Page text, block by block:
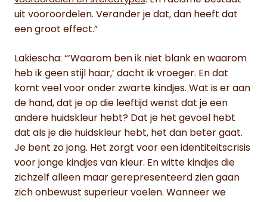
uit vooroordelen. Verander je dat, dan heeft dat
een groot effect.”
Lakiescha: “‘Waarom ben ik niet blank en waarom
heb ik geen stijl haar,’ dacht ik vroeger. En dat
komt veel voor onder zwarte kindjes. Wat is er aan
de hand, dat je op die leeftijd wenst dat je een
andere huidskleur hebt? Dat je het gevoel hebt
dat als je die huidskleur hebt, het dan beter gaat.
Je bent zo jong. Het zorgt voor een identiteitscrisis
voor jonge kindjes van kleur. En witte kindjes die
zichzelf alleen maar gerepresenteerd zien gaan
zich onbewust superieur voelen. Wanneer we